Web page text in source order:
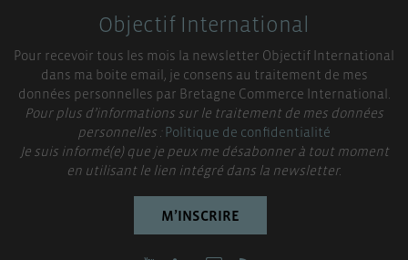
Objectif International
Pour recevoir tous les mois la newsletter Objectif International
dans ma boite email, je consens au traitement de mes
données personnelles par Bretagne Commerce International.
Pour plus d’informations sur le traitement de mes données
personnelles :Politique de confidentialité
Je suis informé(e) que je peux me désabonner à tout moment
en utilisant le lien intégré dans la newsletter.
M’INSCRIRE